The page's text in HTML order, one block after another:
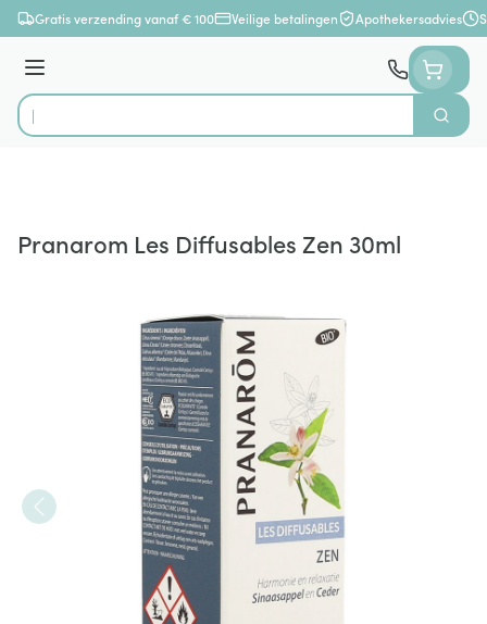
Ga naar de inhoud
Gratis verzending vanaf € 100 Veilige betalingen Apothekersadvies
Menu
Product, merk, categorie...
Zoek
Pranarom Les Diffusables Zen 30ml